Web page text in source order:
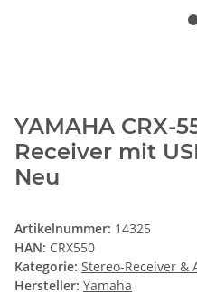
YAMAHA CRX-
Receiver mit
Neu
Artikelnummer: 14325
HAN: CRX550
Kategorie: Stereo-Receiver &
Hersteller: Yamaha